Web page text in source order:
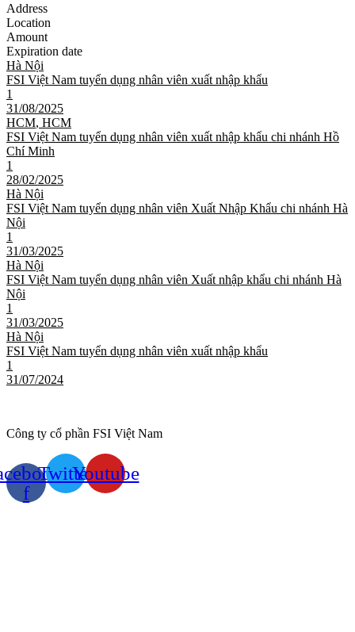
Address
Location
Amount
Expiration date
Hà Nội
FSI Việt Nam tuyển dụng nhân viên xuất nhập khẩu
1
31/08/2025
HCM, HCM
FSI Việt Nam tuyển dụng nhân viên xuất nhập khẩu chi nhánh Hồ
Chí Minh
1
28/02/2025
Hà Nội
FSI Việt Nam tuyển dụng nhân viên Xuất Nhập Khẩu chi nhánh Hà
Nội
1
31/03/2025
Hà Nội
FSI Việt Nam tuyển dụng nhân viên Xuất nhập khẩu chi nhánh Hà
Nội
1
31/03/2025
Hà Nội
FSI Việt Nam tuyển dụng nhân viên xuất nhập khẩu
1
31/07/2024
Công ty cổ phần FSI Việt Nam
f
TwitterYoutube